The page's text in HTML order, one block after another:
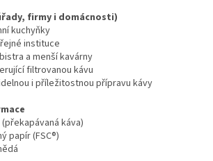
firmy i domácnosti)
kuchyňky
instituce
a menší kavárny
filtrovanou kávu
i příležitostnou přípravu kávy
káva)
papír (FSC®)